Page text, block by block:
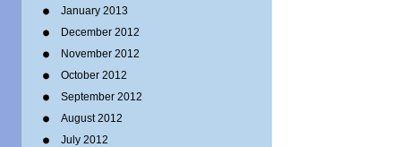
January 2013
December 2012
November 2012
October 2012
September 2012
August 2012
July 2012